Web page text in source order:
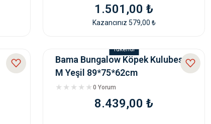
1.501,00 ₺
Kazancınız 579,00 ₺
Tükendi
Bama Bungalow Köpek Kulubesi
M Yeşil 89*75*62cm
0 Yorum
8.439,00 ₺